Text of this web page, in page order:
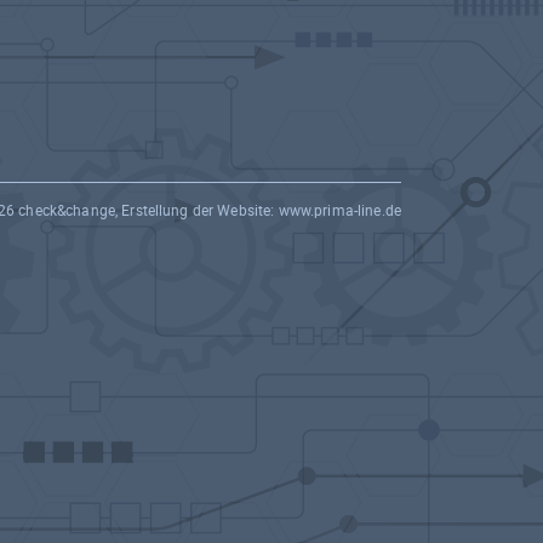
check&change, Erstellung der Website: www.prima-line.de